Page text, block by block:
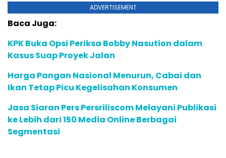
ADVERTISEMENT
Baca Juga:
KPK Buka Opsi Periksa Bobby Nasution dalam
Kasus Suap Proyek Jalan
Harga Pangan Nasional Menurun, Cabai dan
Ikan Tetap Picu Kegelisahan Konsumen
Jasa Siaran Pers Persriliscom Melayani Publikasi
ke Lebih dari 150 Media Online Berbagai
Segmentasi